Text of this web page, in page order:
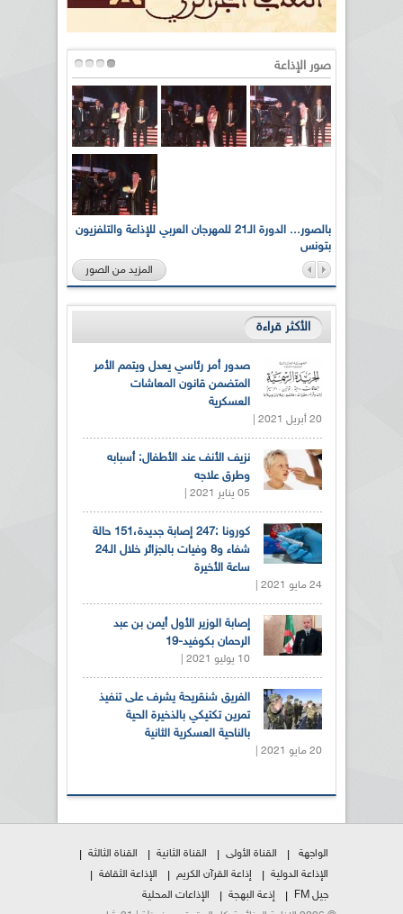
صور الإذاعة
بالصور... الدورة الـ21 للمهرجان العربي للإذاعة والتلفزيون
بتونس
المزيد من الصور
الأكثر قراءة
صدور أمر رئاسي يعدل ويتمم الأمر
المتضمن قانون المعاشات
العسكرية
20 أبريل 2021 |
نزيف الأنف عند الأطفال: أسبابه
وطرق علاجه
05 يناير 2021 |
كورونا :247 إصابة جديدة،151 حالة
شفاء و8 وفيات بالجزائر خلال الـ24
ساعة الأخيرة
24 مايو 2021 |
إصابة الوزير الأول أيمن بن عبد
الرحمان بكوفيد-19
10 يوليو 2021 |
الفريق شنقريحة يشرف على تنفيذ
تمرين تكتيكي بالذخيرة الحية
بالناحية العسكرية الثانية
20 مايو 2021 |
الواجهة القناة الأولى القناة الثانية
القناة الثالثة
الإذاعة الدولية
إذاعة القرآن الكريم
الإذاعة الثقافة
جيل FM
إذعة البهجة
الإذاعات المحلية